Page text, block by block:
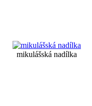
mikulášská nadílka